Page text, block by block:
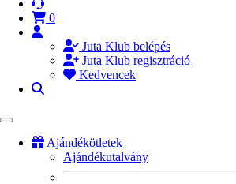
0
Juta Klub belépés
Juta Klub regisztráció
Kedvencek
Ajándékötletek
Ajándékutalvány